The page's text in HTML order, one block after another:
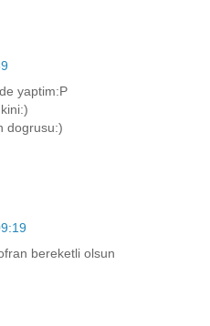
yaptim:P
dogrusu:)
bereketli olsun